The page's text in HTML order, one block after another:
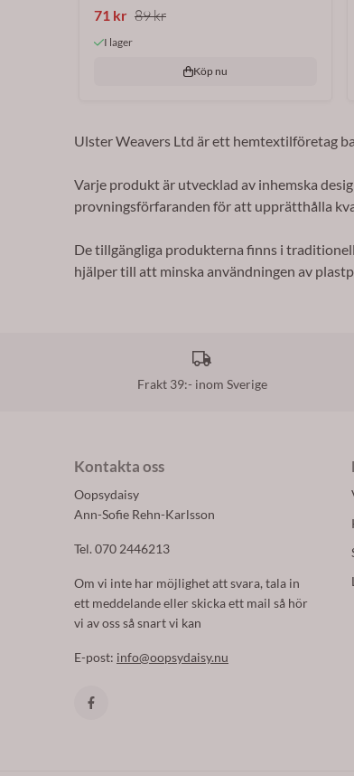
71 kr 89 kr
I lager
Köp nu
Ulster Weavers Ltd är ett hemtextilföretag
Varje produkt är utvecklad av inhemska
provningsförfaranden för att upprätthålla
De tillgängliga produkterna finns i
hjälper till att minska användningen av
Frakt 39:- inom Sverige
Kontakta oss
Oopsydaisy
Ann-Sofie Rehn-Karlsson
Tel. 070 2446213
Om vi inte har möjlighet att svara, tala in
ett meddelande eller skicka ett mail så hör
vi av oss så snart vi kan
E-post: info@oopsydaisy.nu